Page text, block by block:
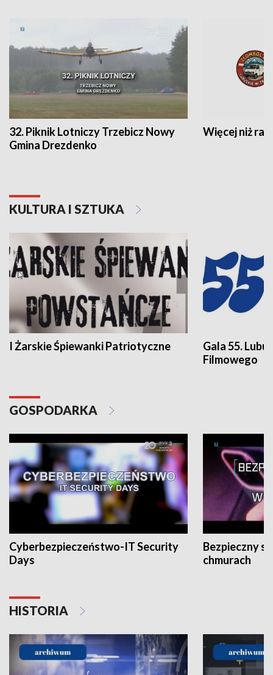
32. Piknik Lotniczy Trzebicz Nowy
Gmina Drezdenko
Więcej niż rajd
KULTURA I SZTUKA
I Żarskie Śpiewanki Patriotyczne
Gala 55.
Filmowego
GOSPODARKA
Cyberbezpieczeństwo-IT Security
Days
Bezpieczny
chmurach
HISTORIA